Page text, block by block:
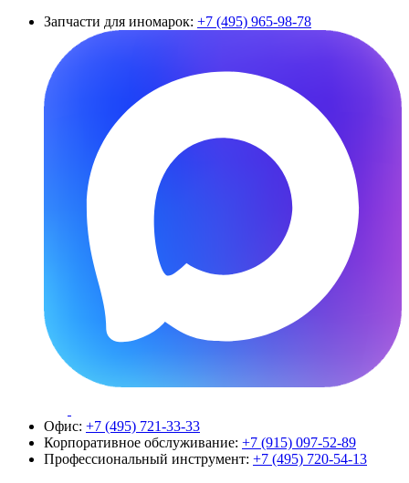
Запчасти для иномарок: +7 (495) 965-98-78
Офис: +7 (495) 721-33-33
Корпоративное обслуживание: +7 (915) 097-52-89
Профессиональный инструмент: +7 (495) 720-54-13